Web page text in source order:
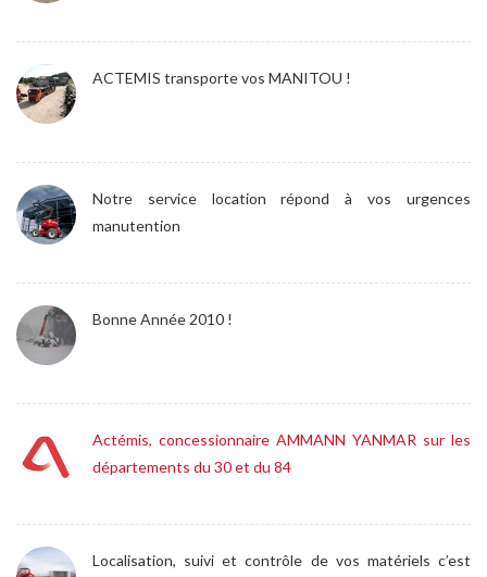
ACTEMIS transporte vos MANITOU !
Notre service location répond à vos urgences
manutention
Bonne Année 2010 !
Actémis, concessionnaire AMMANN YANMAR sur les
départements du 30 et du 84
Localisation, suivi et contrôle de vos matériels c’est